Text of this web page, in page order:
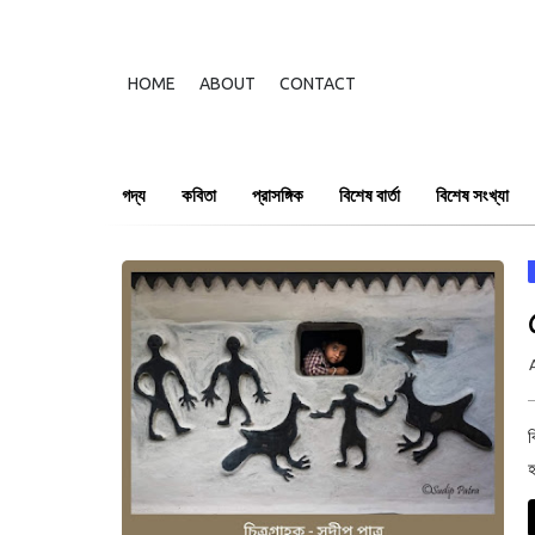
HOME ABOUT CONTACT
গদ্য কবিতা প্রাসঙ্গিক বিশেষ বার্তা বিশেষ সংখ্যা